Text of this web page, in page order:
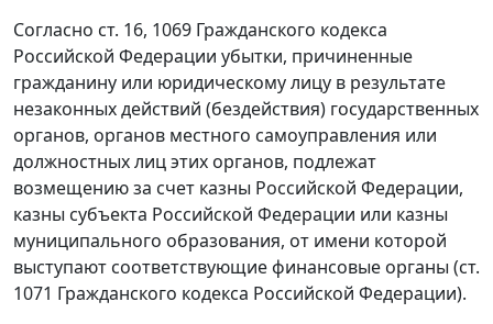
Согласно ст. 16, 1069 Гражданского кодекса
Российской Федерации убытки, причиненные
гражданину или юридическому лицу в результате
незаконных действий (бездействия) государственных
органов, органов местного самоуправления или
должностных лиц этих органов, подлежат
возмещению за счет казны Российской Федерации,
казны субъекта Российской Федерации или казны
муниципального образования, от имени которой
выступают соответствующие финансовые органы (ст.
1071 Гражданского кодекса Российской Федерации).